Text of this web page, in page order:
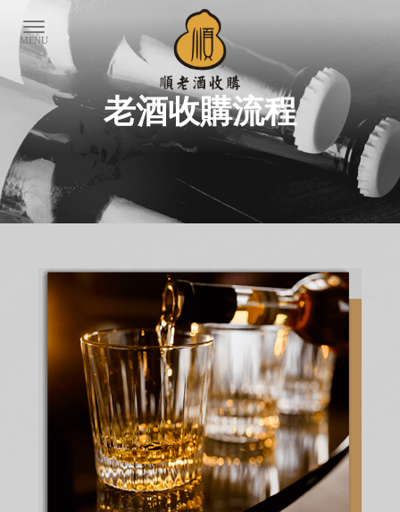
老酒收購流程